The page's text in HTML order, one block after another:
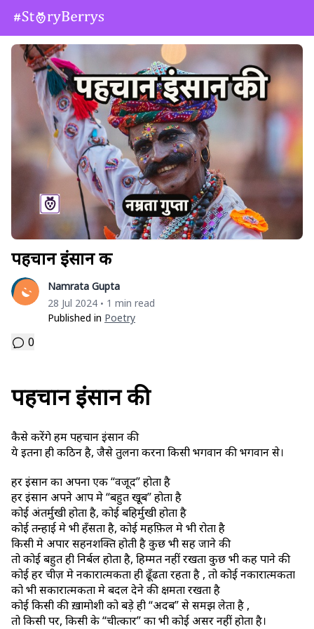
पहचान इंसान की
Namrata Gupta
28 Jul 2024 • 1 min read
Published in Poetry
0
पहचान इंसान की
कैसे करेंगे हम पहचान इंसान की
ये इतना ही कठिन है, जैसे तुलना करना किसी भगवान की भगवान से।
हर इंसान का अपना एक “वजूद” होता है
हर इंसान अपने आप मे “बहुत खूब” होता है
कोई अंतर्मुखी होता है, कोई बहिर्मुखी होता है
कोई तन्हाई मे भी हँसता है, कोई महफ़िल मे भी रोता है
किसी मे अपार सहनशक्ति होती है कुछ भी सह जाने की
तो कोई बहुत ही निर्बल होता है, हिम्मत नहीं रखता कुछ भी कह पाने की
कोई हर चीज़ मे नकारात्मकता ही ढूँढता रहता है , तो कोई नकारात्मकता
को भी सकारात्मकता मे बदल देने की क्षमता रखता है
कोई किसी की ख़ामोशी को बड़े ही “अदब” से समझ लेता है ,
तो किसी पर, किसी के “चीत्कार” का भी कोई असर नहीं होता है।